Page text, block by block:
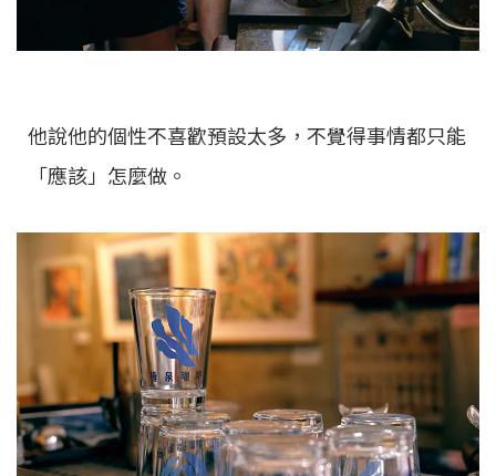
他說他的個性不喜歡預設太多，不覺得事情都只能
「應該」怎麼做。